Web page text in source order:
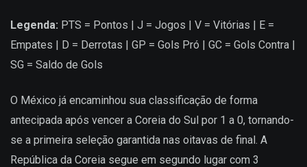
Legenda: PTS = Pontos | J = Jogos | V = Vitórias | E =
Empates | D = Derrotas | GP = Gols Pró | GC = Gols Contra |
SG = Saldo de Gols
O México já encaminhou sua classificação de forma
antecipada após vencer a Coreia do Sul por 1 a 0, tornando-
se a primeira seleção garantida nas oitavas de final. A
República da Coreia segue em segundo lugar com 3